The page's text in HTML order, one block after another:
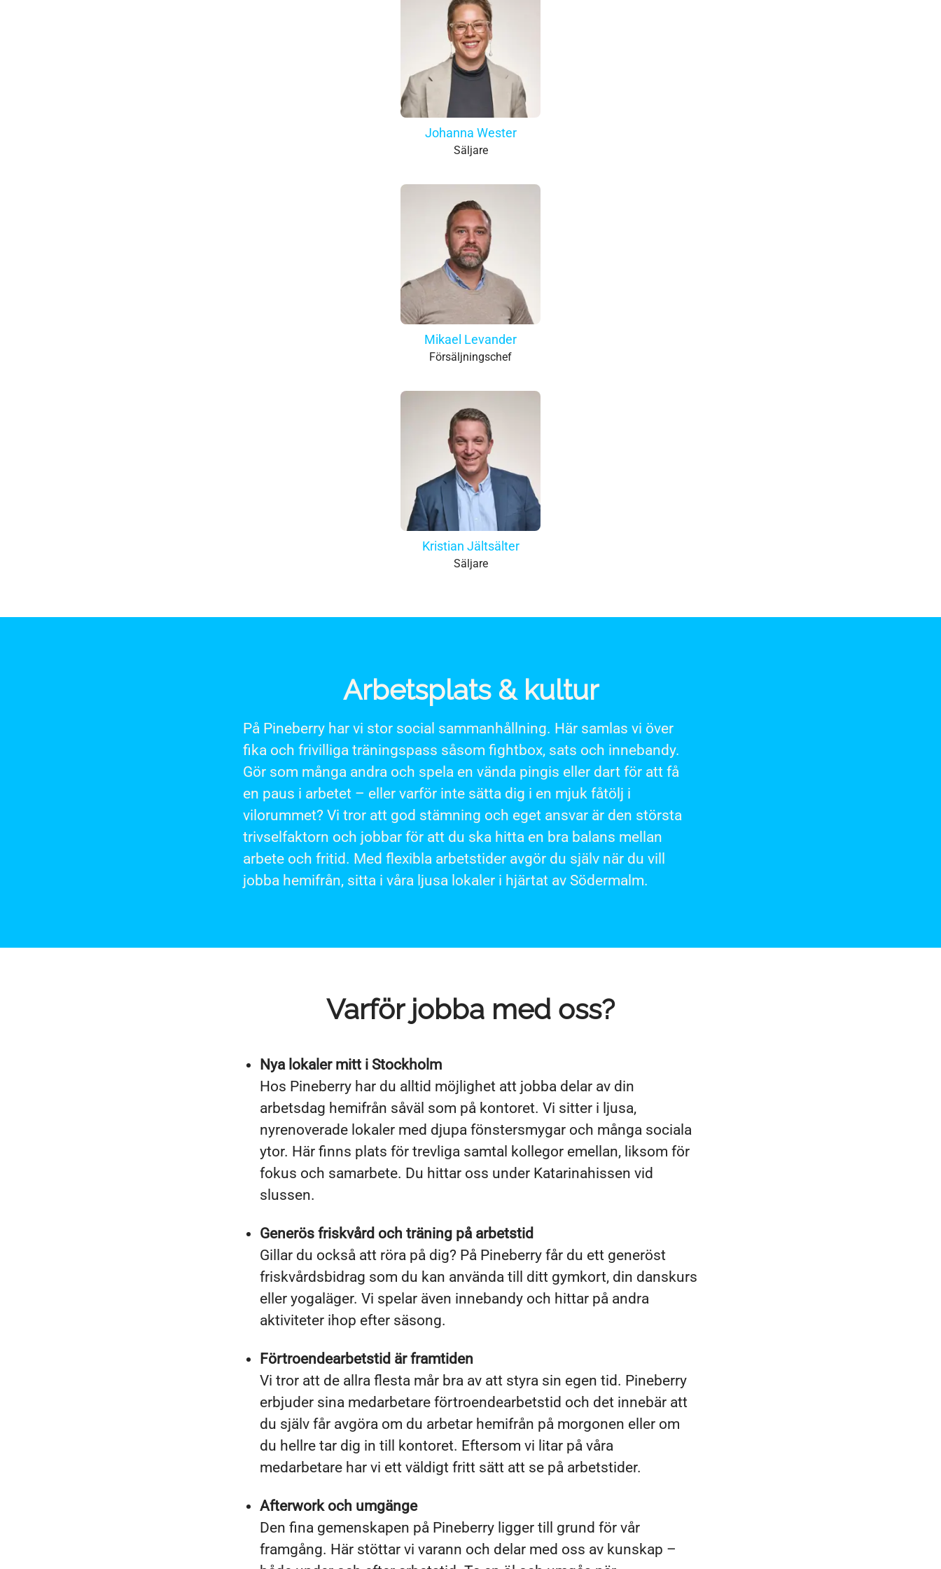
Johanna Wester
Säljare
Mikael Levander
Försäljningschef
Kristian Jältsälter
Säljare
Arbetsplats & kultur
På Pineberry har vi stor social sammanhållning. Här samlas vi över
fika och frivilliga träningspass såsom fightbox, sats och innebandy.
Gör som många andra och spela en vända pingis eller dart för att få
en paus i arbetet – eller varför inte sätta dig i en mjuk fåtölj i
vilorummet? Vi tror att god stämning och eget ansvar är den största
trivselfaktorn och jobbar för att du ska hitta en bra balans mellan
arbete och fritid. Med flexibla arbetstider avgör du själv när du vill
jobba hemifrån, sitta i våra ljusa lokaler i hjärtat av Södermalm.
Varför jobba med oss?
Nya lokaler mitt i Stockholm
Hos Pineberry har du alltid möjlighet att jobba delar av din
arbetsdag hemifrån såväl som på kontoret. Vi sitter i ljusa,
nyrenoverade lokaler med djupa fönstersmygar och många sociala
ytor. Här finns plats för trevliga samtal kollegor emellan, liksom för
fokus och samarbete. Du hittar oss under Katarinahissen vid
slussen.
Generös friskvård och träning på arbetstid
Gillar du också att röra på dig? På Pineberry får du ett generöst
friskvårdsbidrag som du kan använda till ditt gymkort, din danskurs
eller yogaläger. Vi spelar även innebandy och hittar på andra
aktiviteter ihop efter säsong.
Förtroendearbetstid är framtiden
Vi tror att de allra flesta mår bra av att styra sin egen tid. Pineberry
erbjuder sina medarbetare förtroendearbetstid och det innebär att
du själv får avgöra om du arbetar hemifrån på morgonen eller om
du hellre tar dig in till kontoret. Eftersom vi litar på våra
medarbetare har vi ett väldigt fritt sätt att se på arbetstider.
Afterwork och umgänge
Den fina gemenskapen på Pineberry ligger till grund för vår
framgång. Här stöttar vi varann och delar med oss av kunskap –